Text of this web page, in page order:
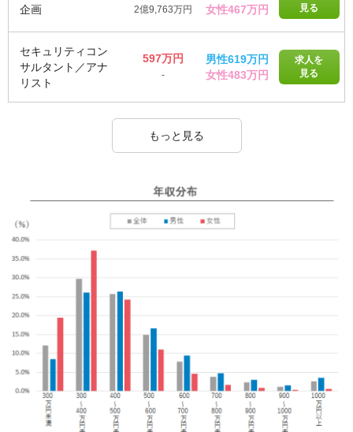
企画
2億9,763万円
女性467万円
見る
セキュリティコン
サルタント／アナ
リスト
597万円
-
男性619万円
女性483万円
求人を
見る
もっと見る